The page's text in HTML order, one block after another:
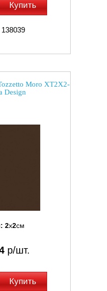
Купить
Moro XT2X2-
Design
2x2см
р/шт.
Купить